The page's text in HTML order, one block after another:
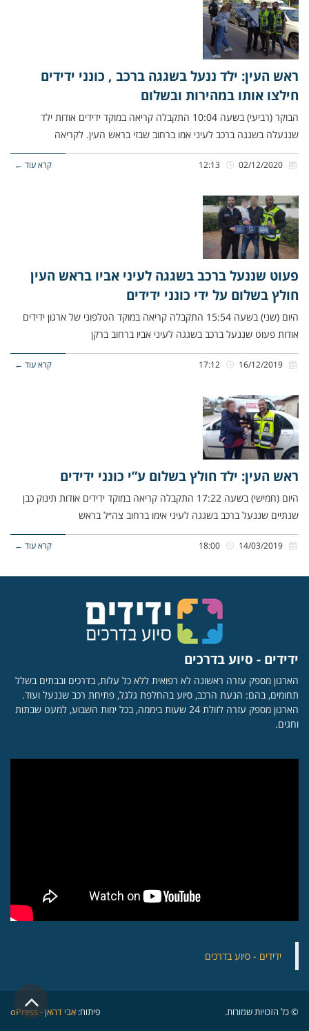
ראש העין: ילד ננעל בשגגה ברכב , כונני ידידים
חילצו אותו במהירות ובשלום
הבוקר (רביעי) בשעה 10:04 התקבלה קריאה במוקד ידידים אודות ילד
שננעלה בשגגה ברכב לעיני אמו ברחוב שבזי בראש העין. לקריאה
קרא עוד ←
פעוט שננעל ברכב בשגגה לעיני אביו בראש העין
חולץ בשלום על ידי כונני ידידים
היום (שני) בשעה 15:54 התקבלה קריאה במוקד הטלפוני של ארגון ידידים
אודות פעוט שננעל ברכב בשגגה לעיני אביו ברחוב ברקן
קרא עוד ←
ראש העין: ילד חולץ בשלום ע”י כונני ידידים
היום (חמישי) בשעה 17:22 התקבלה קריאה במוקד ידידים אודות תינוק כבן
שנתיים שננעל ברכב בשגגה לעיני אימו ברחוב צה״ל בראש
קרא עוד ←
ידידים - סיוע בדרכים
הארגון מספק עזרה ראשונה לא רפואית ללא כל עלות, בדרכים ובבתים בשלל
תחומים, בהם: הנעת הרכב, סיוע בהחלפת גלגל, פתיחת רכב שננעל ועוד.
הארגון מספק עזרה לזולת 24 שעות ביממה, בכל ימות השבוע, למעט שבתות
וחגים.
‏ידידים - סיוע בדרכים
© כל הזכויות שמורות. פיתוח: אבי דהאן - oPressגלילה